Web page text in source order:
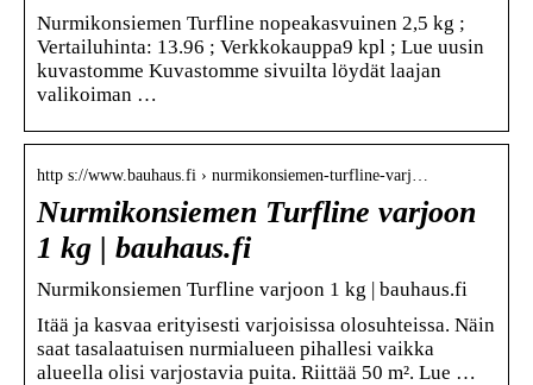
Nurmikonsiemen Turfline nopeakasvuinen 2,5 kg ;
Vertailuhinta: 13.96 ; Verkkokauppa9 kpl ; Lue uusin
kuvastomme Kuvastomme sivuilta löydät laajan
valikoiman …
http s://www.bauhaus.fi › nurmikonsiemen-turfline-varj…
Nurmikonsiemen Turfline varjoon
1 kg | bauhaus.fi
Nurmikonsiemen Turfline varjoon 1 kg | bauhaus.fi
Itää ja kasvaa erityisesti varjoisissa olosuhteissa. Näin
saat tasalaatuisen nurmialueen pihallesi vaikka
alueella olisi varjostavia puita. Riittää 50 m². Lue …